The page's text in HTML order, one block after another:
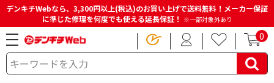
デンキチWebなら、3,300円以上(税込)のお買い上げで送料無料！メーカー保証
に準じた修理を何度でも使える延長保証！ ※一部対象外あり
0
HOME 商品一覧ページ キッチン・調理家電 トースター